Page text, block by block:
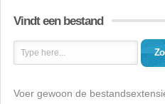
Vindt een bestand
Voer gewoon de